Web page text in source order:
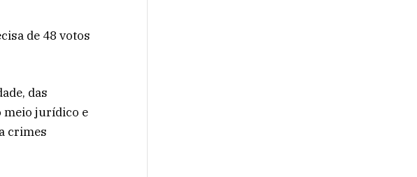
de 48 votos
das
meio jurídico e
crimes